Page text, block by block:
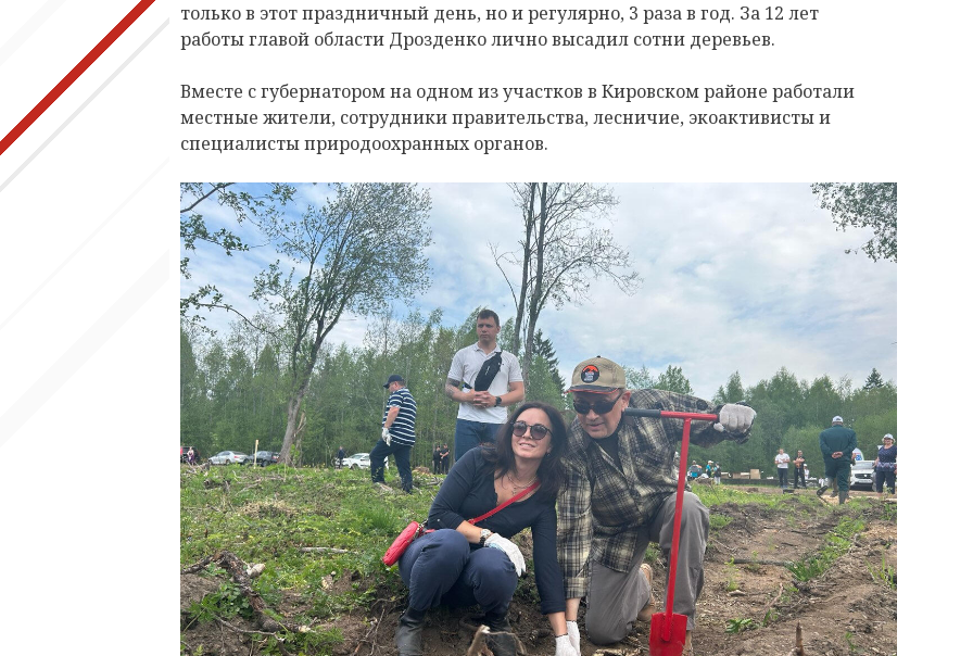
только в этот праздничный день, но и регулярно, 3 раза в год. За 12 лет
работы главой области Дрозденко лично высадил сотни деревьев.
Вместе с губернатором на одном из участков в Кировском районе работали
местные жители, сотрудники правительства, лесничие, экоактивисты и
специалисты природоохранных органов.